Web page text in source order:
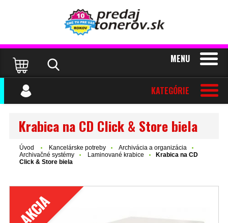
MENU
KATEGÓRIE
Krabica na CD Click & Store biela
Úvod Kancelárske potreby
Archivácia a organizácia
Archivačné systémy
Laminované krabice
Krabica na CD
Click & Store biela
AKCIA